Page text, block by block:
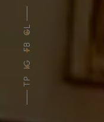
GL
FB
IG
TP